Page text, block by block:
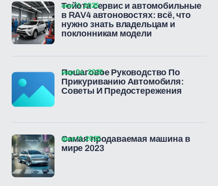
Тойота сервис и автомобильные
в RAV4 автоновостях: всё, что
нужно знать владельцам и
поклонникам модели
ноя 11, 2025
Пошаговое Руководство По
Прикуриванию Автомобиля:
Советы И Предостережения
мар 04, 2025
Самая продаваемая машина в
мире 2023
фев 11, 2025